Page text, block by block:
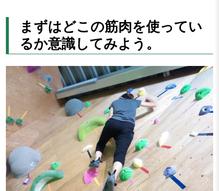
まずはどこの筋肉を使ってい
るか意識してみよう。